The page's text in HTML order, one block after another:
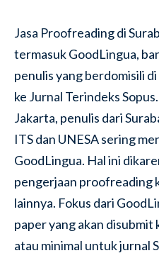
Jasa Proofreading di
termasuk GoodLingua,
penulis yang berdomisili
ke Jurnal Terindeks
Jakarta, penulis dari
ITS dan UNESA sering
GoodLingua. Hal ini
pengerjaan proofreading
lainnya. Fokus dari
paper yang akan
atau minimal untuk jurnal